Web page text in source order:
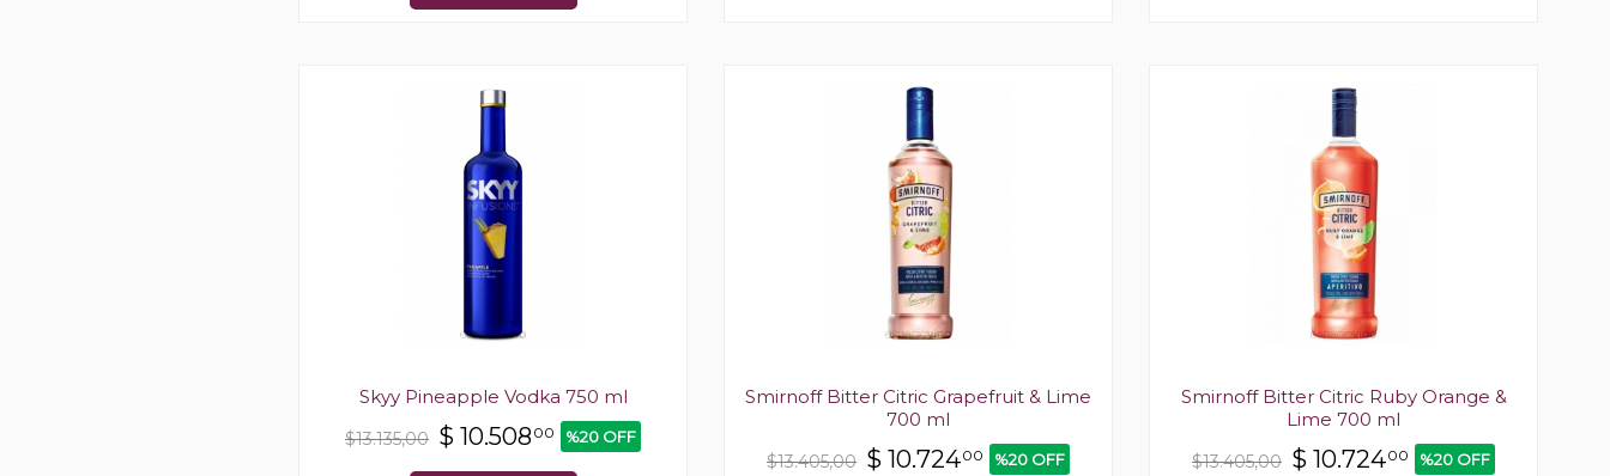
Skyy Pineapple Vodka 750 ml
$13.135,00 $ 10.508 00 %20 OFF
Smirnoff Bitter Citric Grapefruit & Lime
700 ml
$13.405,00 $ 10.72400 %20 OFF
Smirnoff Bitter Citric Ruby Orange &
Lime 700 ml
$13.405,00 $ 10.72400 %20 OFF